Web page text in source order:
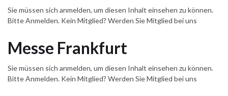
Sie müssen sich anmelden, um diesen Inhalt einsehen zu können.
Bitte Anmelden. Kein Mitglied? Werden Sie Mitglied bei uns
Messe Frankfurt
Sie müssen sich anmelden, um diesen Inhalt einsehen zu können.
Bitte Anmelden. Kein Mitglied? Werden Sie Mitglied bei uns